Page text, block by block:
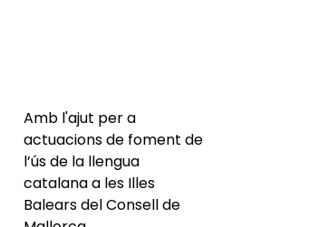
Amb l'ajut per a
actuacions de foment de
l’ús de la llengua
catalana a les Illes
Balears del Consell de